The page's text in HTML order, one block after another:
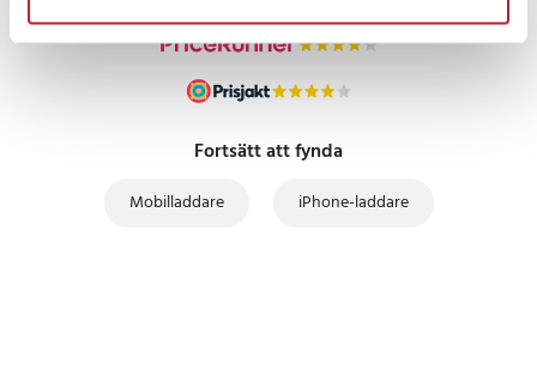
Fortsätt att fynda
Mobilladdare iPhone-laddare